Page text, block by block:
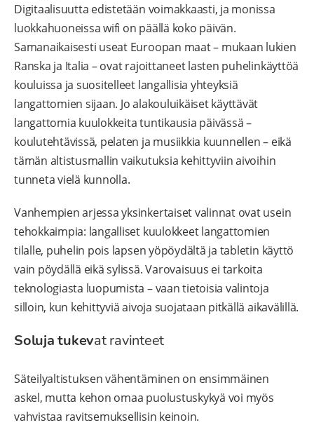
Digitaalisuutta edistetään voimakkaasti, ja monissa
luokkahuoneissa wifi on päällä koko päivän.
Samanaikaisesti useat Euroopan maat – mukaan lukien
Ranska ja Italia – ovat rajoittaneet lasten puhelinkäyttöä
kouluissa ja suositelleet langallisia yhteyksiä
langattomien sijaan. Jo alakouluikäiset käyttävät
langattomia kuulokkeita tuntikausia päivässä –
koulutehtävissä, pelaten ja musiikkia kuunnellen – eikä
tämän altistusmallin vaikutuksia kehittyviin aivoihin
tunneta vielä kunnolla.
Vanhempien arjessa yksinkertaiset valinnat ovat usein
tehokkaimpia: langalliset kuulokkeet langattomien
tilalle, puhelin pois lapsen yöpöydältä ja tabletin käyttö
vain pöydällä eikä sylissä. Varovaisuus ei tarkoita
teknologiasta luopumista – vaan tietoisia valintoja
silloin, kun kehittyviä aivoja suojataan pitkällä aikavälillä.
Soluja tukevat ravinteet
Säteilyaltistuksen vähentäminen on ensimmäinen
askel, mutta kehon omaa puolustuskykyä voi myös
vahvistaa ravitsemuksellisin keinoin.